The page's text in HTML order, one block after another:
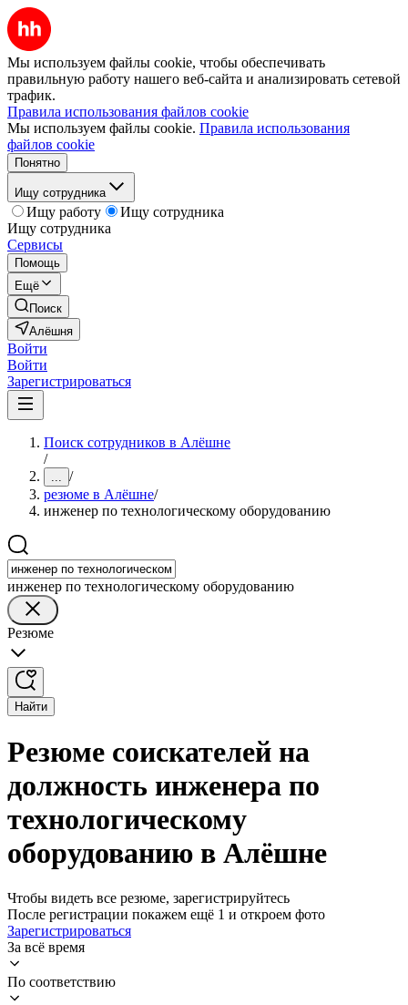
Мы используем файлы cookie, чтобы обеспечивать
правильную работу нашего веб-сайта и анализировать сетевой
трафик.
Правила использования файлов cookie
Мы используем файлы cookie. Правила использования
файлов cookie
Понятно
Ищу сотрудника
Ищу работу
Ищу сотрудника
Ищу сотрудника
Сервисы
Помощь
Ещё
Поиск
Алёшня
Войти
Войти
Зарегистрироваться
Поиск сотрудников в Алёшне
/
... /
резюме в Алёшне/
инженер по технологическому оборудованию
инженер по технологическому оборудованию
Резюме
Найти
Резюме соискателей на
должность инженера по
технологическому
оборудованию в Алёшне
Чтобы видеть все резюме, зарегистрируйтесь
После регистрации покажем ещё 1 и откроем фото
Зарегистрироваться
За всё время
По соответствию